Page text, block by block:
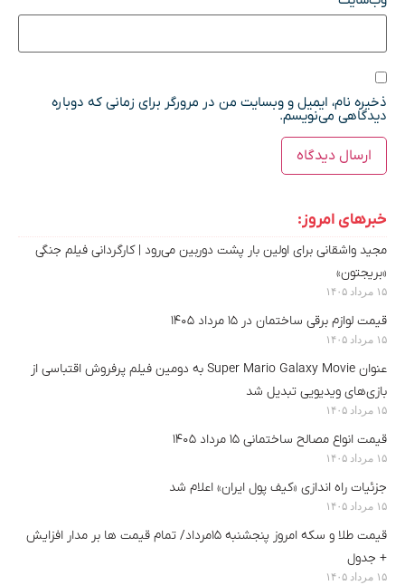
ذخیره نام، ایمیل و وبسایت من در مرورگر برای زمانی که دوباره
دیدگاهی می‌نویسم.
خبرهای امروز:
مجید واشقانی برای اولین بار پشت دوربین می‌رود | کارگردانی فیلم جنگی
«بریجتون»
۱۵ مرداد ۱۴۰۵
قیمت لوازم برقی ساختمان در ۱۵ مرداد ۱۴۰۵
۱۵ مرداد ۱۴۰۵
عنوان Super Mario Galaxy Movie به دومین فیلم پرفروش اقتباسی از
بازی‌های ویدیویی تبدیل شد
۱۵ مرداد ۱۴۰۵
قیمت انواع مصالح ساختمانی ۱۵ مرداد ۱۴۰۵
۱۵ مرداد ۱۴۰۵
جزئیات راه اندازی «کیف پول ایران» اعلام شد
۱۵ مرداد ۱۴۰۵
قیمت طلا و سکه امروز پنجشنبه ۱۵مرداد/ تمام قیمت ها بر مدار افزایش
+ جدول
۱۵ مرداد ۱۴۰۵